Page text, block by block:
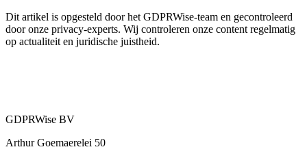
Dit artikel is opgesteld door het GDPRWise-team en gecontroleerd
door onze privacy-experts. Wij controleren onze content regelmatig
op actualiteit en juridische juistheid.
GDPRWise BV
Arthur Goemaerelei 50